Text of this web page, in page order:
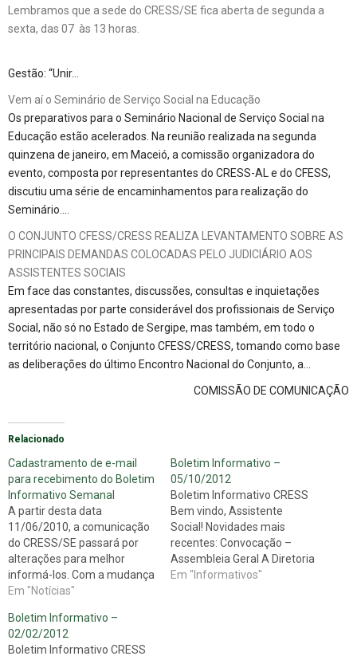
Lembramos que a sede do CRESS/SE fica aberta de segunda a
sexta, das 07 às 13 horas.
Gestão: “Unir…
Vem aí o Seminário de Serviço Social na Educação
Os preparativos para o Seminário Nacional de Serviço Social na
Educação estão acelerados. Na reunião realizada na segunda
quinzena de janeiro, em Maceió, a comissão organizadora do
evento, composta por representantes do CRESS-AL e do CFESS,
discutiu uma série de encaminhamentos para realização do
Seminário….
O CONJUNTO CFESS/CRESS REALIZA LEVANTAMENTO SOBRE AS
PRINCIPAIS DEMANDAS COLOCADAS PELO JUDICIÁRIO AOS
ASSISTENTES SOCIAIS
Em face das constantes, discussões, consultas e inquietações
apresentadas por parte considerável dos profissionais de Serviço
Social, não só no Estado de Sergipe, mas também, em todo o
território nacional, o Conjunto CFESS/CRESS, tomando como base
as deliberações do último Encontro Nacional do Conjunto, a…
COMISSÃO DE COMUNICAÇÃO
Relacionado
Cadastramento de e-mail
para recebimento do Boletim
Informativo Semanal
A partir desta data
11/06/2010, a comunicação
do CRESS/SE passará por
alterações para melhor
informá-los. Com a mudança
do SITE do Conselho a partir
envio do Boletim Informativo
Semanal será automático,
Em "Notícias"
Boletim Informativo –
05/10/2012
Boletim Informativo CRESS
Bem vindo, Assistente
Social! Novidades mais
recentes: Convocação –
Assembleia Geral A Diretoria
do Conselho Regional de
Em "Informativos"
Boletim Informativo –
02/02/2012
Boletim Informativo CRESS